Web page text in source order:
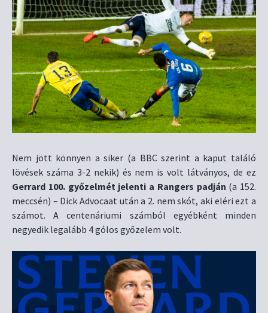
Nem jött könnyen a siker (a BBC szerint a kaput találó
lövések száma 3-2 nekik) és nem is volt látványos, de ez
Gerrard 100. győzelmét jelenti a Rangers padján (a 152.
meccsén) – Dick Advocaat után a 2. nem skót, aki eléri ezt a
számot. A centenáriumi számból egyébként minden
negyedik legalább 4 gólos győzelem volt.